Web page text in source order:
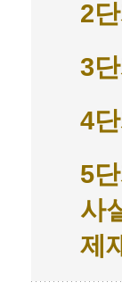
2
3
4
5
사
제